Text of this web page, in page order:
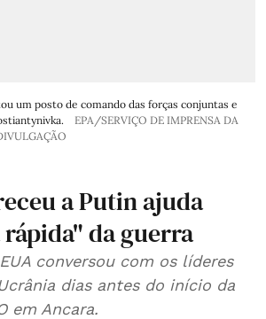
um posto de comando das forças conjuntas e
EPA/SERVIÇO DE IMPRENSA DA
a Putin ajuda
da guerra
conversou com os líderes
dias antes do início da
em Ancara.